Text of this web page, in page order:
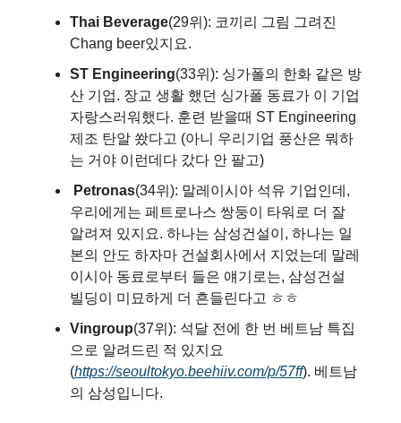
Thai Beverage(29위): 코끼리 그림 그려진
Chang beer있지요.
ST Engineering(33위): 싱가폴의 한화 같은 방
산 기업. 장교 생활 했던 싱가폴 동료가 이 기업
자랑스러워했다. 훈련 받을때 ST Engineering
제조 탄알 쐈다고 (아니 우리기업 풍산은 뭐하
는 거야 이런데다 갔다 안 팔고)
Petronas(34위): 말레이시아 석유 기업인데,
우리에게는 페트로나스 쌍둥이 타워로 더 잘
알려져 있지요. 하나는 삼성건설이, 하나는 일
본의 안도 하자마 건설회사에서 지었는데 말레
이시아 동료로부터 들은 얘기로는, 삼성건설
빌딩이 미묘하게 더 흔들린다고 ㅎㅎ
Vingroup(37위): 석달 전에 한 번 베트남 특집
으로 알려드린 적 있지요
(https://seoultokyo.beehiiv.com/p/57ff). 베트남
의 삼성입니다.